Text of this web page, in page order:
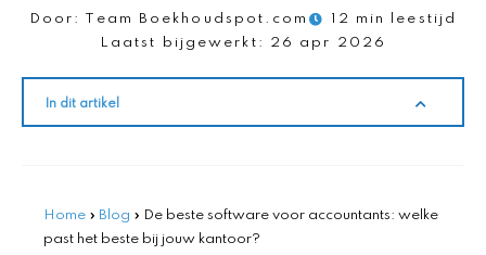
Door: Team Boekhoudspot.com
12 min leestijd
Laatst bijgewerkt:
26 apr 2026
In dit artikel
Home » Blog » De beste software voor accountants: welke
past het beste bij jouw kantoor?